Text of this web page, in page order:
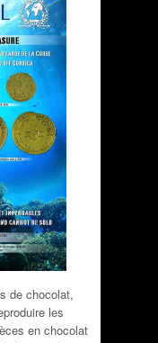
de chocolat,
les
en chocolat